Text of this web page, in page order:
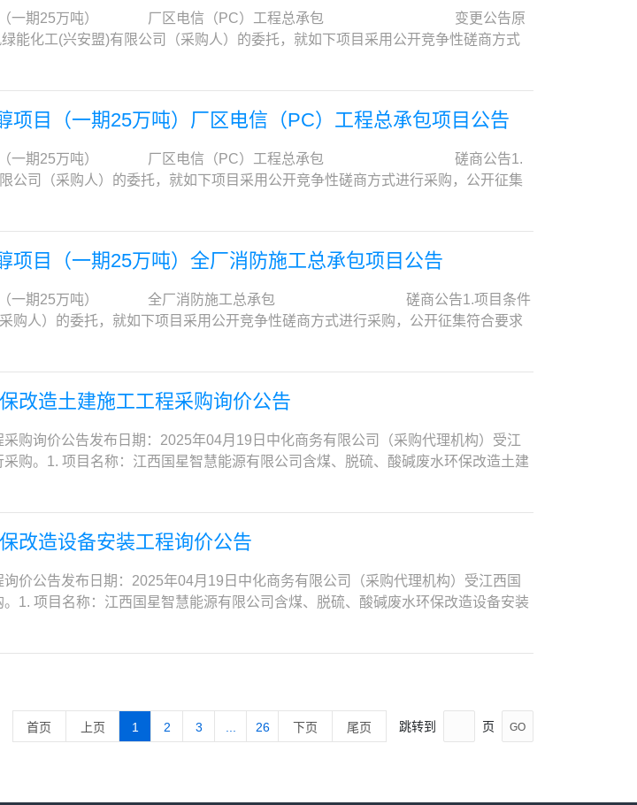
用WORD或PDF格式。8. 发放答疑、澄清及补充方案征询书时间：2025年06月
：中国商用飞机有限责任公司民用飞机试飞中心东营基地代理机构：中化商务有
555号27层中化商务邮 编：200122联系人：范晶晶联系人：杨志飞电 话：
递交，递交地点为江西蓝星星火有机硅有限公司创新楼二楼招标办会议室（江西省
① 供应商于2025年06月17日14:00时前（以收件人实际收到时间为准），将响应文
江西省九江市永修县杨家岭镇），路兵收，13840128865。快递发出后请将快递单
称-快递单号。② 供应商于响应文件递交截止时间前，将响应文件密封后送至：江
杨家岭镇）。注：采用第①种方式的，请注意预留充足的快递时间并自行承担因邮
购文件要求密封的响应文件，采购人将予以拒收。10. 发布询价公告的媒介本次询
权任何公司及个人转载相关信息。在此郑重提醒各供应商注意：与该项目相关采
不承担任何责任。11. 监督部门本采购项目的监督部门为：江西国星智慧能源有限
联系方式采购人名称：江西国星智慧能源有限公司采购人地址：江西省九江市永修
认定为200万元以上的罚款，法律、行政法规以及国务院有关部门明确规定相关领
满足的资格要求：无。3. 本项目的特定资格要求： 1）本项目首次响应文件提交截
失信行为记录名单（处罚期限尚未届满的），不得参与本项目的竞争性磋商，[以
项目磋商文件。4）本项目（不接受）联合体参与。5）磋商响应人须具有建筑工
（须提供证书复印件加盖磋商响应人公章）6）磋商响应人须具有由国家建设主管
证书复印件加盖磋商响应人公章）注：①资质证书过期的，如能提供有关顺延资质
间，如供应商的资质已按《住房和城乡建设部关于印发建设工程企业资质管理制
质标准按其对应关系以及新的资质管理有关规定（如有）执行）。三、获取磋商文
12:00至17:00（北京时间，法定节假日除外）地点：“化云数智”平台
），本项目磋商文件一律通过线上方式获取。方式：登录中化商务
取磋商文件。需通过网上支付方式支付平台使用及技术支持费（平台使用及技术支
费），注册成功后在工作台开通“投标服务”（免费开通）即可进行平台使用及技术
）注册的供应商和已在“化云数智”平台注册的供应商无需重复注册。平台目前开放
技术支持等相关事宜请咨询：010-86391277。售价：0.0元四、响应文件提交首次
晟大厦2104会议室六、公告期限自本公告发布之日起3个工作日。七、其他补充事
提交截止时间之前提交至响应文件提交地点。迟到的以及不符合磋商文件密封要求
指定媒体发布的公告为准：中国政府采购网（https://www.ccgp.gov.cn/）。3.本项
国沙田海关 地址：东莞市沙田镇沙田大道61号 联系方式：陈先生 0769-
区天河路228号之一广晟大厦2210 联系方式：黄佳浩13202503045、020-
、020-87562207 电子邮箱：huangwenshan@sinochem.com
目（一期25万吨） 厂区电信（PC）工程总承包 变更公告原
能化工(兴安盟)有限公司（采购人）的委托，就如下项目采用公开竞争性磋商方式
项目名称：金风绿能化工(兴安盟)有限公司绿氢制50万吨绿色甲醇项目（一期25万
经济技术开发区。2.6工期：满足6月20日中交。2.7资格审查方式：资格后审。2.8
的电子与智能化工程专业承包一级及以上资质证书或机电工程施工总承包一级及以
可证（在有效期内）,提供扫描件。3.1.3供应商须同时具有完善的质量保证体系、
业绩要求2020年1月1日至磋商文件递交截止时间前（以合同签订时间为准），供
≥1500万元）须提供能证明业绩的合同复印件，其内容至少应包括项目名称、项目
项目经理（1）持有机电工程二级建造师注册证书及以上或通信与广电工程专业一
订时间为准）化工行业电信工程或机电工程的施工总承包项目经理执业业绩1项
应包括项目名称、项目规模、服务内容、合同金额以及签署和盖章页等。提供的业
没收其保证金；如已成交或签订合同，则取消其成交资格并没收其保证金。类似业
取消其成交资格并没收其保证金。（2）拟派项目经理必须为本单位正式职工，提
）被列入严重失信主体名单（在评审期间尚未解除的），须提供
格式自拟）：①为增值税一般纳税人，在近三年参加的其他采购活动中，没有违法
象并成交的，取消其成交资格，没收保证金；如发现单位出借（挂靠）报名，将取
包违法行为认定查处管理办法》（建市规〔2019〕1号文）等文件涉及“违法转
组对供应商提供的业绩报表或证明材料的异议，磋商小组成员如有异议可以提出
。4.磋商文件的获取4.1获取时间：2025年4月29日至2025年5月11日下午23:59
电子招投标平台（https://d.sinochemitc.com）通过网上获取磋商文件。潜在响应
，可自由选择（注意：本公司不接受任何电汇支付）。平台使用及技术支持费支付
理机构登记领购磋商文件的潜在供应商，其响应文件将予以拒收。5.响应文件的递
区北蜂窝 6 号北京中土大厦会议室。6.3磋商方式：线下磋商，综合评分法。7. 磋
响应文件》递交截止时间之前将装订成册的《响应文件》（包括技术方案、商务应
目（一期25万吨）厂区电信（PC）工程总承包项目公告
目（一期25万吨） 厂区电信（PC）工程总承包 磋商公告1.
司（采购人）的委托，就如下项目采用公开竞争性磋商方式进行采购，公开征集
化工(兴安盟)有限公司绿氢制50万吨绿色甲醇项目（一期25万吨）厂区电信
区。2.6工期：满足6月20日中交。2.7资格审查方式：资格后审。2.8是否有限价：
化工程专业承包二级及以上资质证书或机电工程施工总承包一级及以上资质证书
效期内）,提供扫描件。3.1.3供应商须同时具有完善的质量保证体系、环境管理体
年1月1日至磋商文件递交截止时间前（以竣工或完工时间为准），供应商应具
（单个合同额≥1500万元）须提供能证明业绩的合同复印件，其内容至少应包括项
求3.1.5.1拟派项目经理（1）持有机电工程二级建造师注册证书或通信与广电工程
宅、商住楼、公寓楼除外）电信工程或机电工程或包含有电信/机电界面的施工总
提供1、施工合同。2、竣工验收证明，两者缺一不可，时间以合同签订时间为
的内容，没有明示造成无法确定的业绩，为无效业绩，不符合磋商文件类似业绩要
并签署相应的单位工程质量竣工验收记录或者分部工程质量验收记录等验收文件。
2025年3月的社保缴纳证明。3.1.5.2拟派安全负责人（1）拟派安全负责人持有安
站（www.creditchina.gov.cn）被列入严重失信主体名单（在评审期间尚未解除
》（https://www.gsxt.gov. cn）列入严重违法失信、经营异常名录，提供查询截图并
加盖公章，格式自拟）：①为增值税一般纳税人，在近三年参加的其他采购活动
等。④承诺在本项目应答全过程中，与磋商活动相关的成员均没有串通、弄虚作
系。⑥接受磋商小组对供应商提供的业绩报表或证明材料的异议，磋商小组成员如
目（一期25万吨）全厂消防施工总承包项目公告
目（一期25万吨） 全厂消防施工总承包 磋商公告1.项目条件
人）的委托，就如下项目采用公开竞争性磋商方式进行采购，公开征集符合要求
盟)有限公司绿氢制50万吨绿色甲醇项目（一期25万吨）全厂消防施工总承包2.2
切措施内容与相关工作。负责本项目消防资料收集、归档、消防评估、消防设计图
2025年6月30日完成消防验收手续办理。2.7资格审查方式：资格后审。2.8是否有
立订立合同的权利和履行合同的能力，依法取得营业执照，营业执照处于有效期，
设施工程专业承包二级资质（在有效期内），且具备安全生产条件，并取得企业安
量保证体系、环境管理体系及职业健康安全管理体系，须提供相关认证证书扫描
间为准）具有化工项目消防施工或化工项目施工合同内有含消防界面的业绩共2项
包括项目名称、项目规模、服务内容、合同金额以及签署和盖章页等。3.1.5人员
程专业二级及以上建造师的注册证书，（证书注册于供应商单位），持有安全生
目施工内有含消防界面项目经理执业业绩1项（单个合同金额≥400万元）。证明材
证明）②施工合同③竣工验收证明，三者缺一不可，时间以竣工验收证明时间为
年10月至2025年3月的社保缴纳证明。3.1.5.2拟派安全负责人（1）拟派安全负
）拟派安全负责人必须为本单位正式职工，提供劳动合同（有效期内）及社保部门
改造土建施工工程采购询价公告
购询价公告发布日期：2025年04月19日中化商务有限公司（采购代理机构）受江
购。1. 项目名称：江西国星智慧能源有限公司含煤、脱硫、酸碱废水环保改造土建
企业自筹；4. 采购内容：含煤、脱硫、酸碱废水环保改造土建施工工程，具体内容
证，需提供有效期内的证书复印件；（3）供应商拟派遣的项目经理须为建筑工程
造师电子注册证书的通知》建办市〔2021〕40号文件的要求：①自2022年1月1日
电子证书后，应在个人签名处手写本人签名，未手写签名或与签名图像笔迹不一致
并再次确认使用时限。）；拟派项目经理具有有效的安全生产考核合格证（B
递交截止时间(以合同签订日期为准)至少具有1项与本项目相类似的工程施工业绩；
负责人）为同一人或者存在控股、管理关系的不同单位不得同时参加本项目；（7）
项目不接受联合体参与。8. 《采购文件》获取：8.1 凡有意参加询价的供应商，请
商务电子招投标平台技术支持联系电话：010-86391277。9. 《响应文件》的递
改造设备安装工程询价公告
价公告发布日期：2025年04月19日中化商务有限公司（采购代理机构）受江西国
1. 项目名称：江西国星智慧能源有限公司含煤、脱硫、酸碱废水环保改造设备安装
；4. 采购内容：含煤、脱硫、酸碱废水环保改造设备安装工程?，具体内容见采购
单位与供应商一致，拟派项目经理为一级建造师的，需提供一级建造师注册证书电
乡建设部办公厅关于全面实行一级建造师电子注册证书的通知》建办市〔2021〕40
首页 上页 1 2 3 26 下页 尾页 跳转到 页 GO